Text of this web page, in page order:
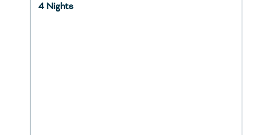
4 Nights